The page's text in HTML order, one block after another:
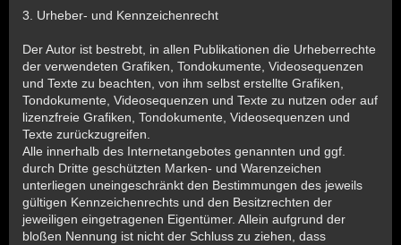
3. Urheber- und Kennzeichenrecht
Der Autor ist bestrebt, in allen Publikationen die Urheberrechte
der verwendeten Grafiken, Tondokumente, Videosequenzen
und Texte zu beachten, von ihm selbst erstellte Grafiken,
Tondokumente, Videosequenzen und Texte zu nutzen oder auf
lizenzfreie Grafiken, Tondokumente, Videosequenzen und
Texte zurückzugreifen.
Alle innerhalb des Internetangebotes genannten und ggf.
durch Dritte geschützten Marken- und Warenzeichen
unterliegen uneingeschränkt den Bestimmungen des jeweils
gültigen Kennzeichenrechts und den Besitzrechten der
jeweiligen eingetragenen Eigentümer. Allein aufgrund der
bloßen Nennung ist nicht der Schluss zu ziehen, dass